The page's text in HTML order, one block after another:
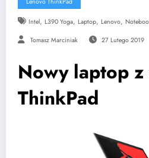
Intel, L390 Yoga, Laptop, Lenovo,
Tomasz Marciniak 27 Lutego 2019
Nowy laptop
ThinkPad